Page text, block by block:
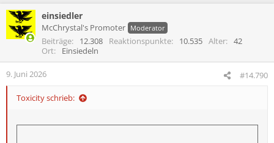
k
t
i
n
n
einsiedler
McChrystal's Promoter Moderator
Beiträge 12.308 Reaktionspunkte 10.535 Alter
42
Ort
Einsiedeln
9. Juni 2026 #14.790
Toxicity schrieb: